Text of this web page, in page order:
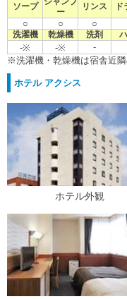
ソープ
ー
リンス
○ ○ ○
洗濯機 乾燥機 洗剤
-※ -※ -
※洗濯機・乾燥機は宿舎近隣
ホテル アクシス
ホテル外観